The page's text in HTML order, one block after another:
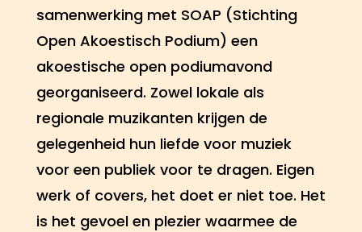
samenwerking met SOAP (Stichting
Open Akoestisch Podium) een
akoestische open podiumavond
georganiseerd. Zowel lokale als
regionale muzikanten krijgen de
gelegenheid hun liefde voor muziek
voor een publiek voor te dragen. Eigen
werk of covers, het doet er niet toe. Het
is het gevoel en plezier waarmee de